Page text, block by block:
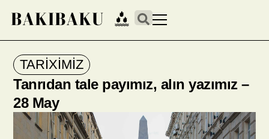
TARİXİMİZ
Tanrıdan tale payımız, alın yazımız –
28 May